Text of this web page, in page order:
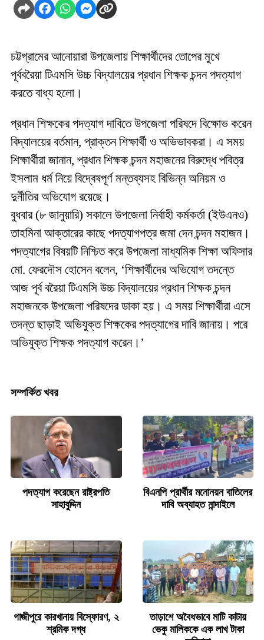
চট্টগ্রামের আনোয়ারা উপজেলায় শিক্ষার্থীদের তোপের মুখে
পূর্ববরৈয়া টিএমসি উচ্চ বিদ্যালয়ের প্রধান শিক্ষক চন্দন পদত্যাগ
করতে বাধ্য হলো।
প্রধান শিক্ষকের পদত্যাগ দাবিতে উপজেলা পরিষদে বিক্ষোভ করেন
বিদ্যালয়ের বর্তমান, প্রাক্তন শিক্ষার্থী ও অভিভাবকরা। এ সময়
শিক্ষার্থীরা জানান, প্রধান শিক্ষক চন্দন মহাজনের বিরুদ্ধে পবিত্র
ইসলাম ধর্ম নিয়ে বিদ্বেষপূর্ণ মন্তব্যসহ বিভিন্ন অনিয়ম ও
দুর্নীতির অভিযোগ রয়েছে।
বুধবার (৮ জানুয়ারি) সকালে উপজেলা নির্বাহী কর্মকর্তা (ইউএনও)
তাহমিনা আক্তারের কাছে পদত্যাগপত্র জমা দেন চন্দন মহাজন।
পদত্যাগের বিষয়টি নিশ্চিত করে উপজেলা মাধ্যমিক শিক্ষা অফিসার
মো. ফেরদৌস হোসেন বলেন, ‘শিক্ষার্থীদের অভিযোগ তদন্তে
আজ পূর্ব বরৈয়া টিএমসি উচ্চ বিদ্যালয়ের প্রধান শিক্ষক চন্দন
মহাজনকে উপজেলা পরিষদের ডাকা হয়। এ সময় শিক্ষার্থীরা এসে
তদন্ত ছাড়াই অভিযুক্ত শিক্ষকের পদত্যাগের দাবি জানায়। পরে
অভিযুক্ত শিক্ষক পদত্যাগ করেন।’
সম্পর্কিত খবর
পদত্যাগ করেছেন রাষ্ট্রপতি
সাহাবুদ্দিন
বিএনপি প্রার্থীর মনোনয়ন বাতিলের
দাবি অব্যাহত নান্দাইলে
গাজীপুরে কারখানায় বিস্ফোরণ, ২
শ্রমিক দগ্ধ
তাড়াশে অবৈধভাবে মাটি কাটায়
ভেকু মালিককে এক লাখ টাকা